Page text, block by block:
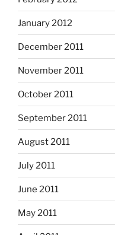
January 2012
December 2011
November 2011
October 2011
September 2011
August 2011
July 2011
June 2011
May 2011